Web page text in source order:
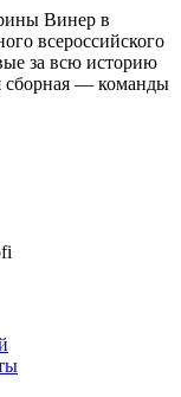
Винер в
всероссийского
за всю историю
сборная — команды